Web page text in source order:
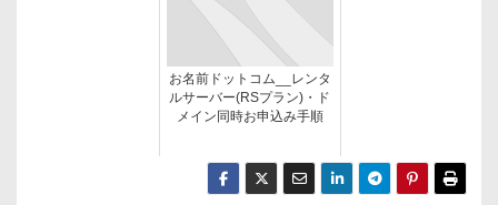
お名前ドットコム__レンタ
ルサーバー(RSプラン)・ド
メイン同時お申込み手順